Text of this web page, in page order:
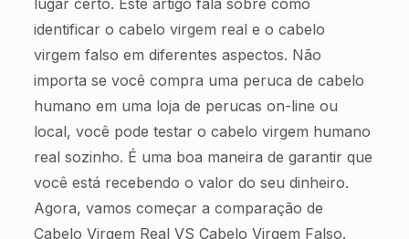
lugar certo. Este artigo fala sobre como
identificar o cabelo virgem real e o cabelo
virgem falso em diferentes aspectos. Não
importa se você compra uma peruca de cabelo
humano em uma loja de perucas on-line ou
local, você pode testar o cabelo virgem humano
real sozinho. É uma boa maneira de garantir que
você está recebendo o valor do seu dinheiro.
Agora, vamos começar a comparação de
Cabelo Virgem Real VS Cabelo Virgem Falso.